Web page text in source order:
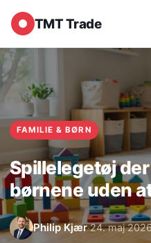
TMT Trade
FAMILIE & BØRN
Spillelegetøj
børnene uden
Philip Kjær·24. maj